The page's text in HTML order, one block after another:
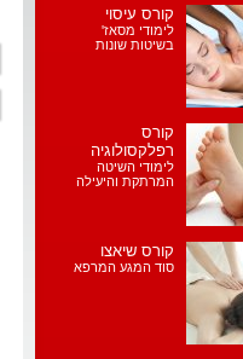
קורס עיסוי
לימודי מסאז'
בשיטות שונות
קורס
רפלקסולוגיה
לימודי השיטה
המרתקת והיעילה
קורס שיאצו
סוד המגע המרפא